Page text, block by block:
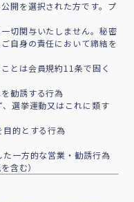
開を選択された方です。プ
切関与いたしません。秘密
自身の責任において締結を
とは会員規約11条で固く
勧誘する行為
選挙運動又はこれに類す
目的とする行為
た一方的な営業・勧誘行為
含む）